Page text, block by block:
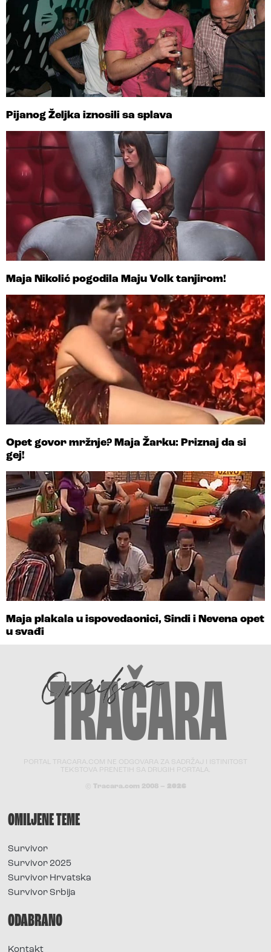
Pijanog Željka iznosili sa splava
Maja Nikolić pogodila Maju Volk tanjirom!
Opet govor mržnje? Maja Žarku: Priznaj da si
gej!
Maja plakala u ispovedaonici, Sindi i Nevena opet
u svađi
PORTAL TRACARA.COM NE ODGOVARA ZA SADRŽAJ I ISTINITOST
TEKSTOVA PRENETIH SA DRUGIH PORTALA.
© Tracara.com 2008 – 2026
OMILJENE TEME
Survivor
Survivor 2025
Survivor Hrvatska
Survivor Srbija
ODABRANO
Kontakt